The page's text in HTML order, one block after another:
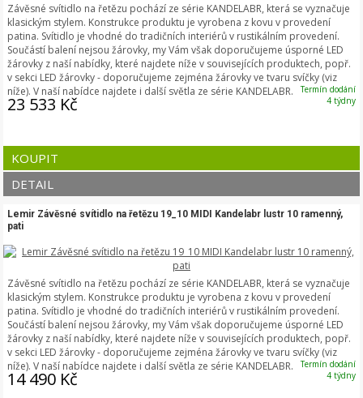
Závěsné svítidlo na řetězu pochází ze série KANDELABR, která se vyznačuje
klasickým stylem. Konstrukce produktu je vyrobena z kovu v provedení
patina. Svítidlo je vhodné do tradičních interiérů v rustikálním provedení.
Součástí balení nejsou žárovky, my Vám však doporučujeme úsporné LED
žárovky z naší nabídky, které najdete níže v souvisejících produktech, popř.
v sekci LED žárovky - doporučujeme zejména žárovky ve tvaru svíčky (viz
níže). V naší nabídce najdete i další světla ze série KANDELABR.
23 533 Kč
Termín dodání
4 týdny
KOUPIT
DETAIL
Lemir Závěsné svítidlo na řetězu 19_10 MIDI Kandelabr lustr 10 ramenný,
pati
Závěsné svítidlo na řetězu pochází ze série KANDELABR, která se vyznačuje
klasickým stylem. Konstrukce produktu je vyrobena z kovu v provedení
patina. Svítidlo je vhodné do tradičních interiérů v rustikálním provedení.
Součástí balení nejsou žárovky, my Vám však doporučujeme úsporné LED
žárovky z naší nabídky, které najdete níže v souvisejících produktech, popř.
v sekci LED žárovky - doporučujeme zejména žárovky ve tvaru svíčky (viz
níže). V naší nabídce najdete i další světla ze série KANDELABR.
14 490 Kč
Termín dodání
4 týdny